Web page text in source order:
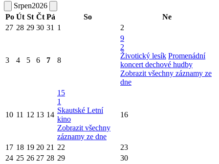
Srpen2026
Po Út St Čt Pá So
Ne
27 28 29 30 31 1 2
3 4 5 6 7 8
9
2
Životický lesík Promenádní
koncert dechové hudby
Zobrazit všechny záznamy ze
dne
10 11 12 13 14
15
1
Skautské Letní
kino
Zobrazit všechny
záznamy ze dne
16
17 18 19 20 21 22
23
24 25 26 27 28 29
30